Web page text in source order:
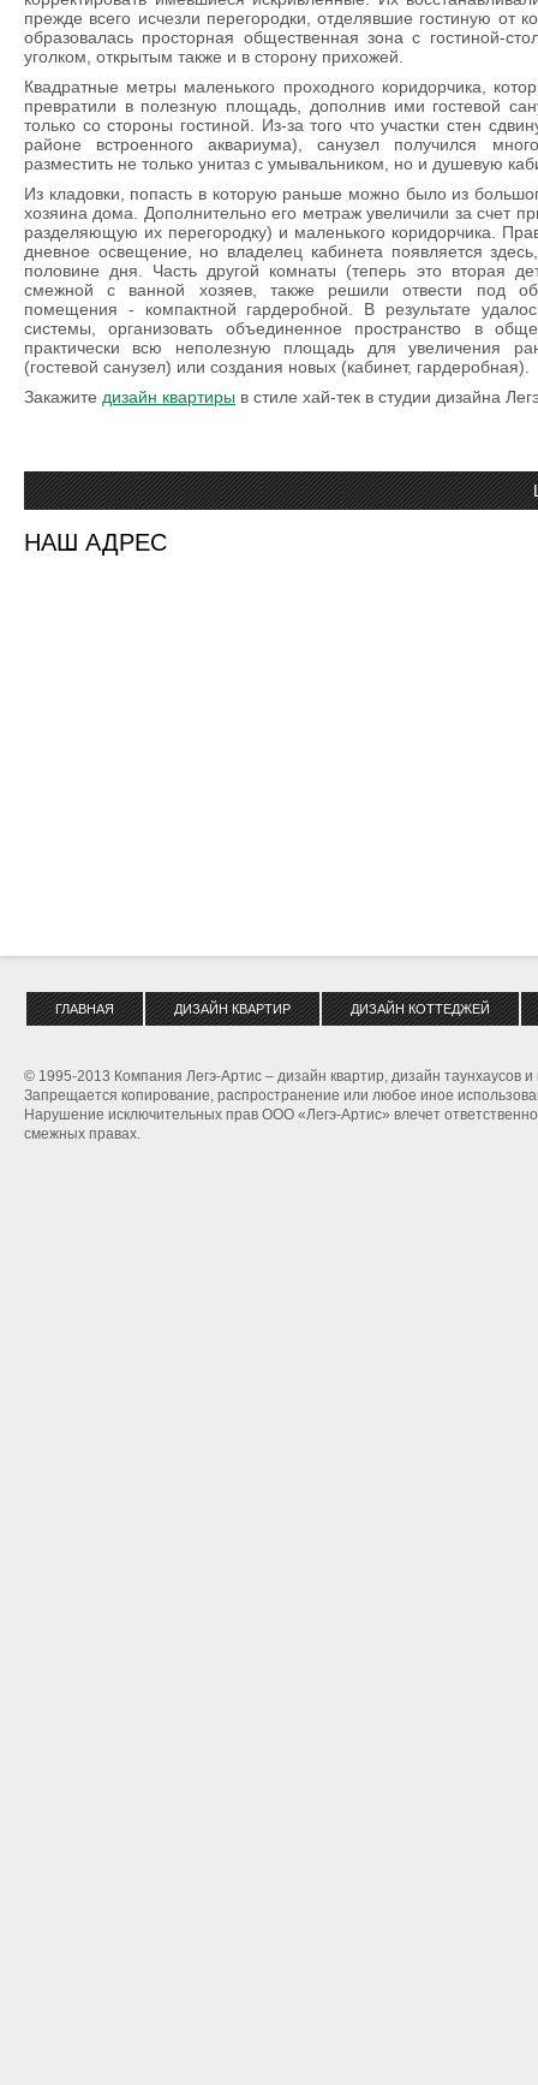
прежде всего исчезли перегородки, отделявшие гостиную от
образовалась просторная общественная зона с гостиной-
уголком, открытым также и в сторону прихожей.
Квадратные метры маленького проходного коридорчика,
превратили в полезную площадь, дополнив ими гостевой
только со стороны гостиной. Из-за того что участки стен
районе встроенного аквариума), санузел получился
разместить не только унитаз с умывальником, но и душевую
Из кладовки, попасть в которую раньше можно было из
хозяина дома. Дополнительно его метраж увеличили за счет
разделяющую их перегородку) и маленького коридорчика.
дневное освещение, но владелец кабинета появляется
половине дня. Часть другой комнаты (теперь это вторая
смежной с ванной хозяев, также решили отвести под
помещения - компактной гардеробной. В результате
системы, организовать объединенное пространство в
практически всю неполезную площадь для увеличения
(гостевой санузел) или создания новых (кабинет, гардеробная).
Закажите дизайн квартиры в стиле хай-тек в студии дизайна
НАШ АДРЕС
ГЛАВНАЯ ДИЗАЙН КВАРТИР ДИЗАЙН КОТТЕДЖЕЙ
© 1995-2013 Компания Легэ-Артис – дизайн квартир, дизайн таунхаусов и
Запрещается копирование, распространение или любое иное
Нарушение исключительных прав ООО «Легэ-Артис» влечет
смежных правах.